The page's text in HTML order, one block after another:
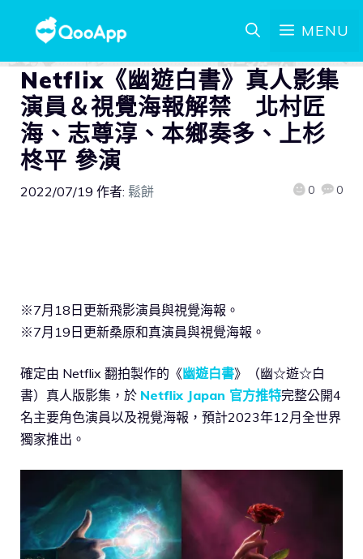
MENU
Netflix《幽遊白書》真人影集
演員＆視覺海報解禁 北村匠
海、志尊淳、本鄉奏多、上杉
柊平 參演
2022/07/19 作者: 鬆餅 0 0
※7月18日更新飛影演員與視覺海報。
※7月19日更新桑原和真演員與視覺海報。
確定由 Netflix 翻拍製作的《幽遊白書》（幽☆遊☆白
書）真人版影集，於 Netflix Japan 官方推特完整公開4
名主要角色演員以及視覺海報，預計2023年12月全世界
獨家推出。